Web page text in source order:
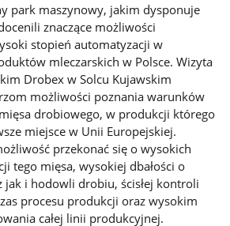
park maszynowy, jakim dysponuje
znaczące możliwości
stopień automatyzacji w
mleczarskich w Polsce. Wizyta
Drobex w Solcu Kujawskim
możliwości poznania warunków
drobiowego, w produkcji którego
miejsce w Unii Europejskiej.
przekonać się o wysokich
tego mięsa, wysokiej dbałości o
jak i hodowli drobiu, ścisłej kontroli
procesu produkcji oraz wysokim
całej linii produkcyjnej.